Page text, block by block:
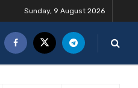
Sunday, 9 August 2026